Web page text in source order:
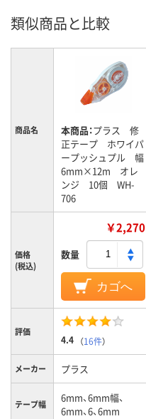
類似商品と比較
商品名 本商品：プラス 修
正テープ ホワイパ
ープッシュプル 幅
6mm×12m オレ
ンジ 10個 WH-
706
価格
(税込)
￥2,270
数量
カゴへ
評価
4.4 （16件）
メーカー プラス
テープ幅
6mm、6mm幅、
6mm、6、6mm